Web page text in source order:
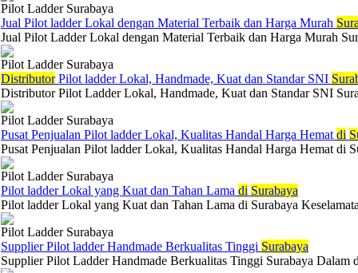
Pilot Ladder Surabaya
Jual Pilot ladder Lokal dengan Material Terbaik dan Harga Murah
Jual Pilot Ladder Lokal dengan Material Terbaik dan Harga Murah
Pilot Ladder Surabaya
DistributorPilot ladder Lokal, Handmade, Kuat dan Standar SNI
Distributor Pilot Ladder Lokal, Handmade, Kuat dan Standar SNI
Pilot Ladder Surabaya
Pusat Penjualan Pilot ladder Lokal, Kualitas Handal Harga Hemat di
Pusat Penjualan Pilot ladder Lokal, Kualitas Handal Harga Hemat di
Pilot Ladder Surabaya
Pilot ladder Lokal yang Kuat dan Tahan Lama di Surabaya
Pilot ladder Lokal yang Kuat dan Tahan Lama di Surabaya
Pilot Ladder Surabaya
Supplier Pilot ladder Handmade Berkualitas Tinggi Surabaya
Supplier Pilot Ladder Handmade Berkualitas Tinggi Surabaya Dalam